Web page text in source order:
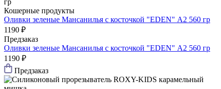
Кошерные продукты
Оливки зеленые Мансанилья с косточкой "EDEN" А2 560 гр
1190 ₽
Предзаказ
Оливки зеленые Мансанилья с косточкой "EDEN" А2 560 гр
1190 ₽
Предзаказ